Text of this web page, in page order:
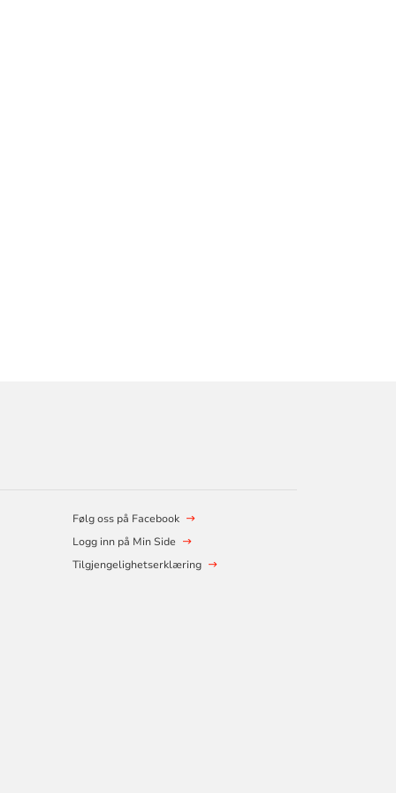
Følg oss på Facebook
Logg inn på Min Side
Tilgjengelighetserklæring